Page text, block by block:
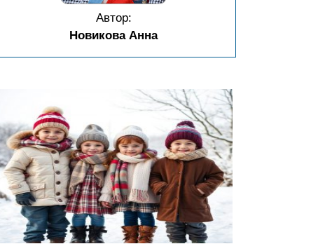
Автор:
Новикова Анна